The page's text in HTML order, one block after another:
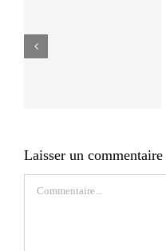
Laisser un commentaire
Commentaire